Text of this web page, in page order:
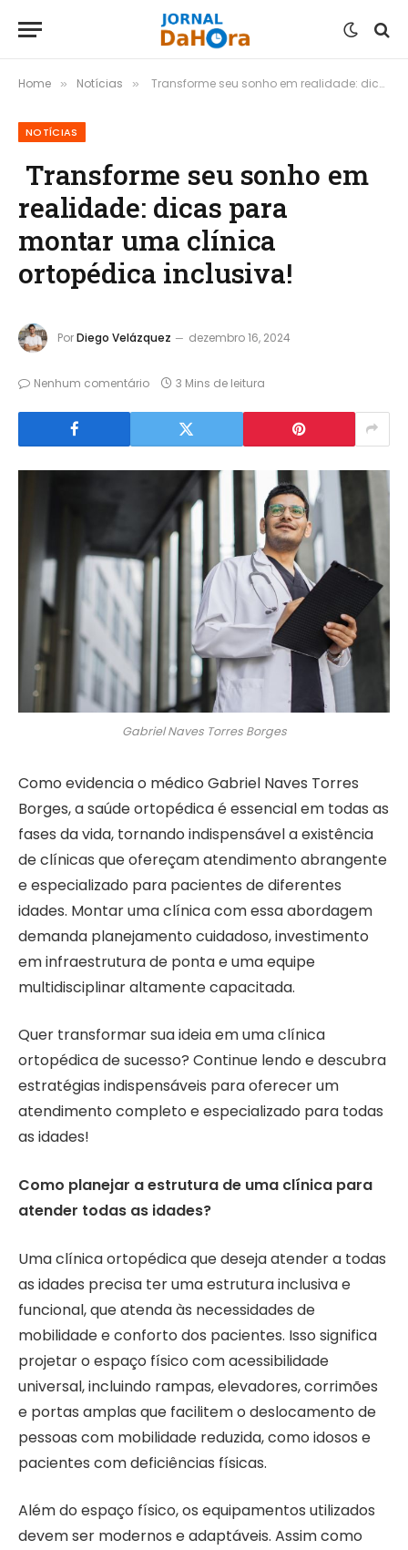
Home » Notícias » Transforme seu sonho em realidade: dicas para montar uma clínica ortopédica inclusiva!
NOTÍCIAS
Transforme seu sonho em
realidade: dicas para
montar uma clínica
ortopédica inclusiva!
PorDiego Velázquez dezembro 16, 2024
Nenhum comentário 3 Mins de leitura
Gabriel Naves Torres Borges
Como evidencia o médico Gabriel Naves Torres
Borges, a saúde ortopédica é essencial em todas as
fases da vida, tornando indispensável a existência
de clínicas que ofereçam atendimento abrangente
e especializado para pacientes de diferentes
idades. Montar uma clínica com essa abordagem
demanda planejamento cuidadoso, investimento
em infraestrutura de ponta e uma equipe
multidisciplinar altamente capacitada.
Quer transformar sua ideia em uma clínica
ortopédica de sucesso? Continue lendo e descubra
estratégias indispensáveis para oferecer um
atendimento completo e especializado para todas
as idades!
Como planejar a estrutura de uma clínica para
atender todas as idades?
Uma clínica ortopédica que deseja atender a todas
as idades precisa ter uma estrutura inclusiva e
funcional, que atenda às necessidades de
mobilidade e conforto dos pacientes. Isso significa
projetar o espaço físico com acessibilidade
universal, incluindo rampas, elevadores, corrimões
e portas amplas que facilitem o deslocamento de
pessoas com mobilidade reduzida, como idosos e
pacientes com deficiências físicas.
Além do espaço físico, os equipamentos utilizados
devem ser modernos e adaptáveis. Assim como